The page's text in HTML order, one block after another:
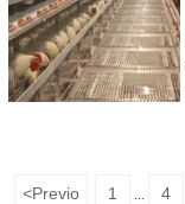
<Previo 1 4